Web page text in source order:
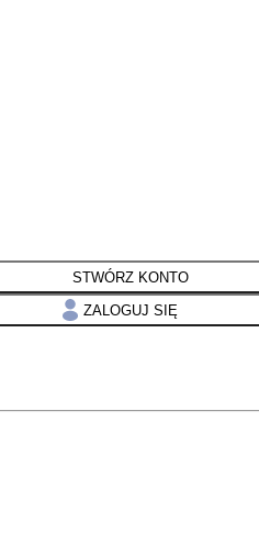
STWÓRZ KONTO
ZALOGUJ SIĘ